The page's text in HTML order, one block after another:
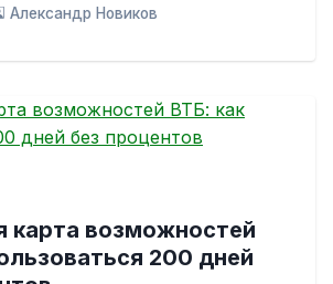
Александр Новиков
карта возможностей
200 дней